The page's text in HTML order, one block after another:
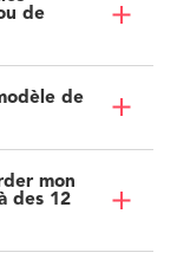
de
de
mon
des 12